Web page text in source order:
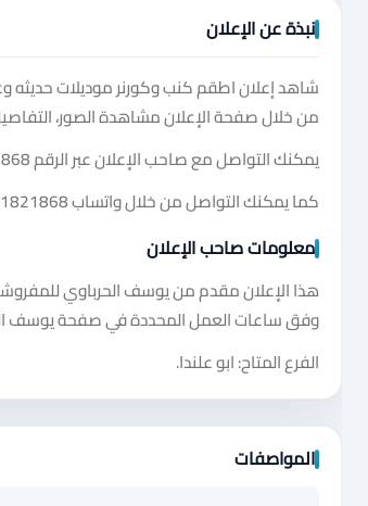
نبذة عن الإعلان
شاهد إعلان اطقم كنب وكورنر موديلات
من خلال صفحة الإعلان مشاهدة الصور،
يمكنك التواصل مع صاحب الإعلان عبر الرقم
كما يمكنك التواصل من خلال واتساب
معلومات صاحب الإعلان
هذا الإعلان مقدم من يوسف الحرباوي
وفق ساعات العمل المحددة في صفحة يوسف
الفرع المتاح: ابو علندا.
المواصفات